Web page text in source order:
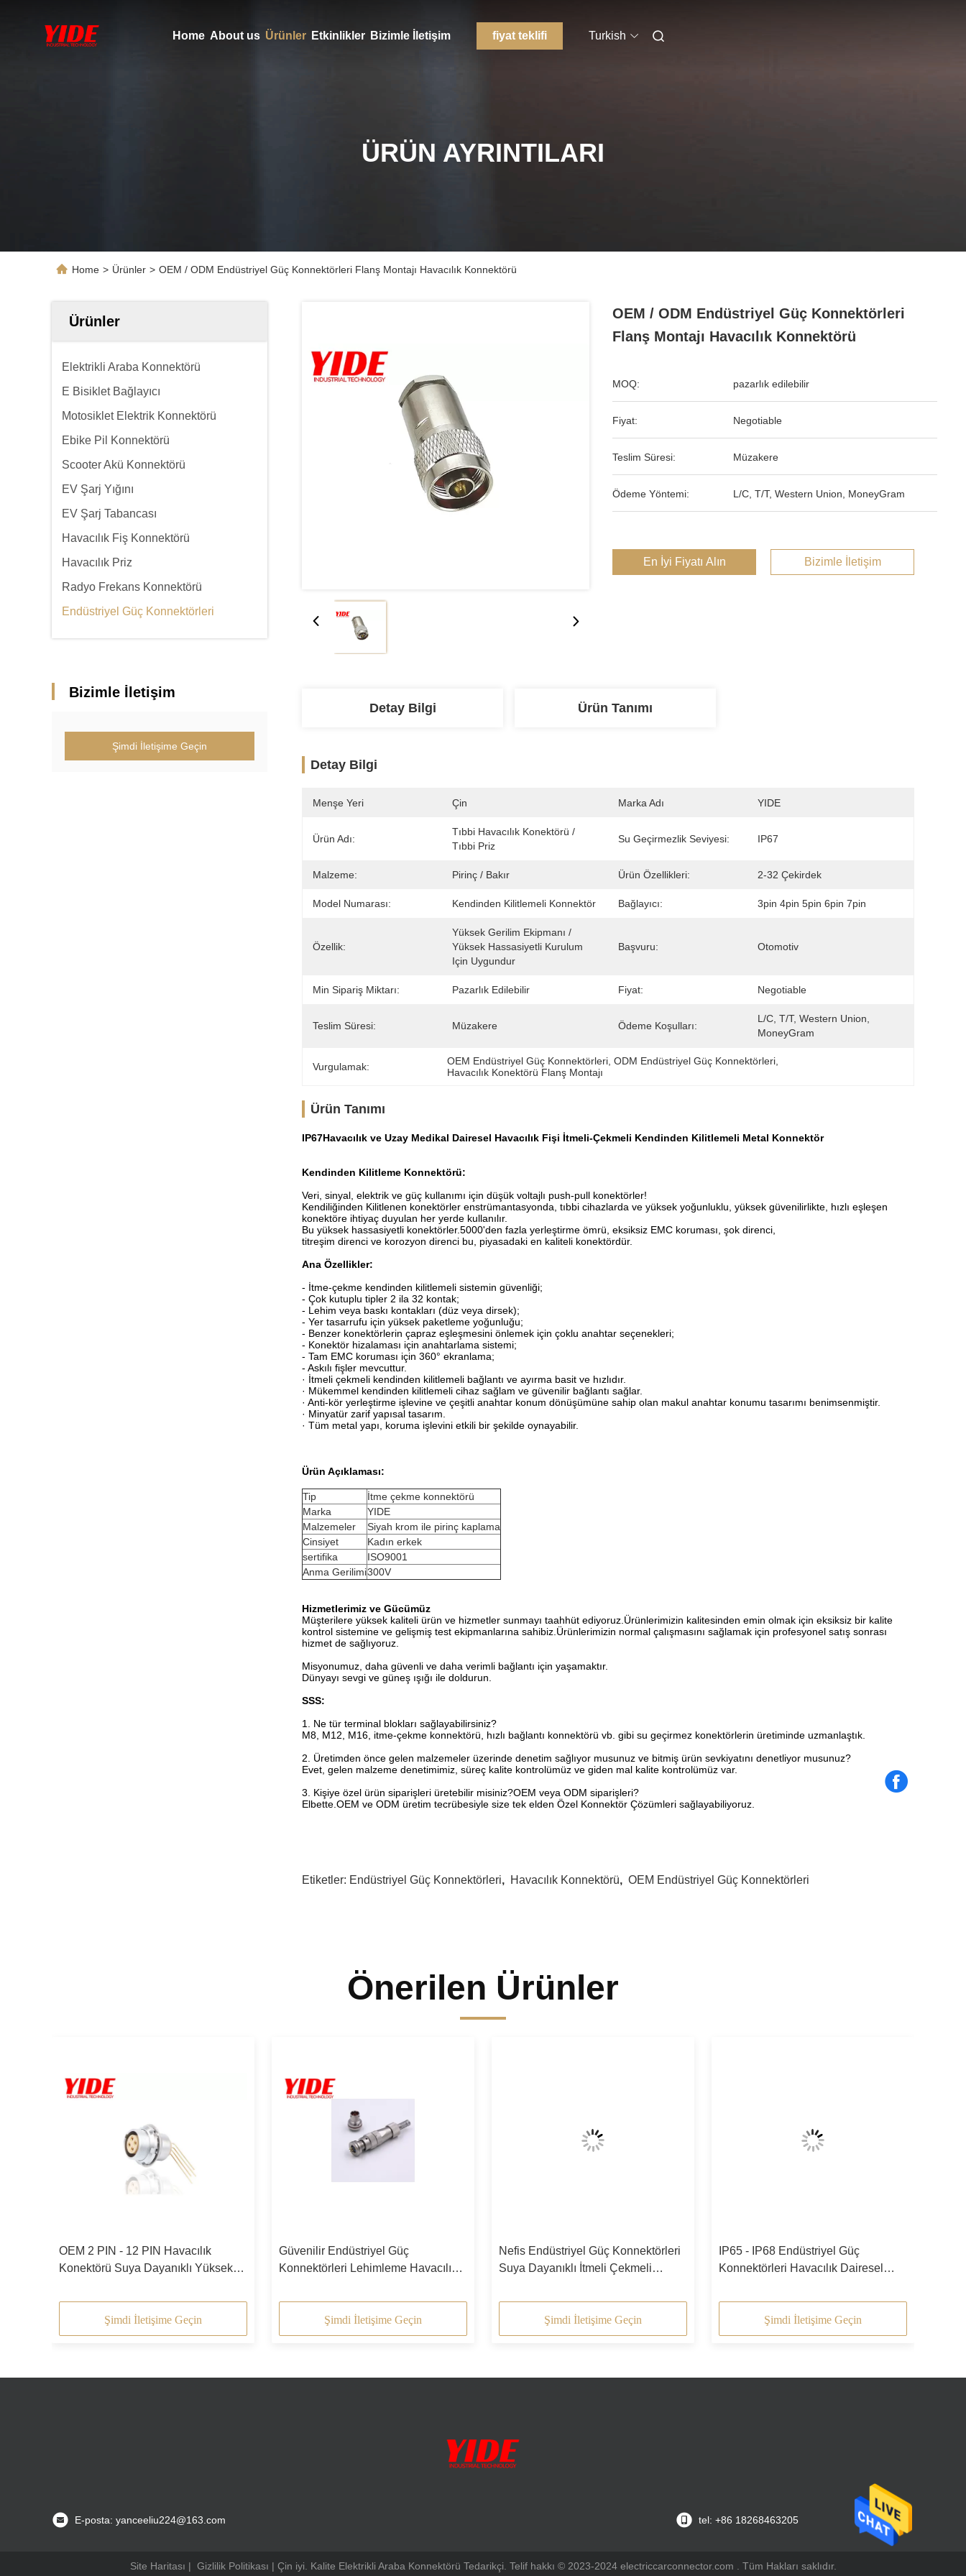
Home About us Ürünler Etkinlikler Bizimle İletişim fiyat teklifi Turkish
ÜRÜN AYRINTILARI
Home > Ürünler > OEM / ODM Endüstriyel Güç Konnektörleri Flanş Montajı Havacılık Konnektörü
Ürünler
Elektrikli Araba Konnektörü
E Bisiklet Bağlayıcı
Motosiklet Elektrik Konnektörü
Ebike Pil Konnektörü
Scooter Akü Konnektörü
EV Şarj Yığını
EV Şarj Tabancası
Havacılık Fiş Konnektörü
Havacılık Priz
Radyo Frekans Konnektörü
Endüstriyel Güç Konnektörleri
Bizimle İletişim
Şimdi İletişime Geçin
OEM / ODM Endüstriyel Güç Konnektörleri
Flanş Montajı Havacılık Konnektörü
MOQ: pazarlık edilebilir
Fiyat: Negotiable
Teslim Süresi: Müzakere
Ödeme Yöntemi: L/C, T/T, Western Union, MoneyGram
En İyi Fiyatı Alın Bizimle İletişim
Detay Bilgi Ürün Tanımı
Detay Bilgi
Menşe Yeri Çin Marka Adı YIDE
Ürün Adı:
Tıbbi Havacılık Konektörü /
Tıbbi Priz
Su Geçirmezlik Seviyesi: IP67
Malzeme: Pirinç / Bakır Ürün Özellikleri: 2-32 Çekirdek
Model Numarası: Kendinden Kilitlemeli Konnektör Bağlayıcı: 3pin 4pin 5pin 6pin 7pin
Özellik:
Yüksek Gerilim Ekipmanı /
Yüksek Hassasiyetli Kurulum
Için Uygundur
Başvuru: Otomotiv
Min Sipariş Miktarı: Pazarlık Edilebilir Fiyat: Negotiable
Teslim Süresi: Müzakere Ödeme Koşulları:
L/C, T/T, Western Union,
MoneyGram
Vurgulamak: OEM Endüstriyel Güç Konnektörleri , ODM Endüstriyel Güç Konnektörleri
Havacılık Konektörü Flanş Montajı
Ürün Tanımı
IP67Havacılık ve Uzay Medikal Dairesel Havacılık Fişi İtmeli-Çekmeli Kendinden Kilitlemeli Metal Konnektör
Kendinden Kilitleme Konnektörü:
Veri, sinyal, elektrik ve güç kullanımı için düşük voltajlı push-pull konektörler!
Kendiliğinden Kilitlenen konektörler enstrümantasyonda, tıbbi cihazlarda ve yüksek yoğunluklu, yüksek güvenilirlikte, hızlı eşleşen
konektöre ihtiyaç duyulan her yerde kullanılır.
Bu yüksek hassasiyetli konektörler.5000'den fazla yerleştirme ömrü, eksiksiz EMC koruması, şok direnci,
titreşim direnci ve korozyon direnci bu, piyasadaki en kaliteli konektördür.
Ana Özellikler:
- İtme-çekme kendinden kilitlemeli sistemin güvenliği;
- Çok kutuplu tipler 2 ila 32 kontak;
- Lehim veya baskı kontakları (düz veya dirsek);
- Yer tasarrufu için yüksek paketleme yoğunluğu;
- Benzer konektörlerin çapraz eşleşmesini önlemek için çoklu anahtar seçenekleri;
- Konektör hizalaması için anahtarlama sistemi;
- Tam EMC koruması için 360° ekranlama;
- Askılı fişler mevcuttur.
· İtmeli çekmeli kendinden kilitlemeli bağlantı ve ayırma basit ve hızlıdır.
· Mükemmel kendinden kilitlemeli cihaz sağlam ve güvenilir bağlantı sağlar.
· Anti-kör yerleştirme işlevine ve çeşitli anahtar konum dönüşümüne sahip olan makul anahtar konumu tasarımı benimsenmiştir.
· Minyatür zarif yapısal tasarım.
· Tüm metal yapı, koruma işlevini etkili bir şekilde oynayabilir.
Ürün Açıklaması:
Tip
İtme çekme konnektörü
Marka
YIDE
Malzemeler
Siyah krom ile pirinç kaplama
Cinsiyet
Kadın erkek
sertifika
ISO9001
Anma Gerilimi300V
Hizmetlerimiz ve Gücümüz
Müşterilere yüksek kaliteli ürün ve hizmetler sunmayı taahhüt ediyoruz.Ürünlerimizin kalitesinden emin olmak için eksiksiz bir kalite
kontrol sistemine ve gelişmiş test ekipmanlarına sahibiz.Ürünlerimizin normal çalışmasını sağlamak için profesyonel satış sonrası
hizmet de sağlıyoruz.
Misyonumuz, daha güvenli ve daha verimli bağlantı için yaşamaktır.
Dünyayı sevgi ve güneş ışığı ile doldurun.
SSS:
1. Ne tür terminal blokları sağlayabilirsiniz?
M8, M12, M16, itme-çekme konnektörü, hızlı bağlantı konnektörü vb. gibi su geçirmez konektörlerin üretiminde uzmanlaştık.
2. Üretimden önce gelen malzemeler üzerinde denetim sağlıyor musunuz ve bitmiş ürün sevkiyatını denetliyor musunuz?
Evet, gelen malzeme denetimimiz, süreç kalite kontrolümüz ve giden mal kalite kontrolümüz var.
3. Kişiye özel ürün siparişleri üretebilir misiniz?OEM veya ODM siparişleri?
Elbette.OEM ve ODM üretim tecrübesiyle size tek elden Özel Konnektör Çözümleri sağlayabiliyoruz.
Etiketler: Endüstriyel Güç Konnektörleri, Havacılık Konnektörü, OEM Endüstriyel Güç Konnektörleri
Önerilen Ürünler
OEM 2 PIN - 12 PIN Havacılık
Konektörü Suya Dayanıklı Yüksek
Şimdi İletişime Geçin
Güvenilir Endüstriyel Güç
Konnektörleri Lehimleme Havacılık
Şimdi İletişime Geçin
Nefis Endüstriyel Güç Konnektörleri
Suya Dayanıklı İtmeli Çekmeli
Şimdi İletişime Geçin
IP65 - IP68 Endüstriyel Güç
Konnektörleri Havacılık Dairesel
Şimdi İletişime Geçin
E-posta: yanceeliu224@163.com tel: +86 18268463205
Site Haritası | Gizlilik Politikası | Çin iyi. Kalite Elektrikli Araba Konnektörü Tedarikçi. Telif hakkı © 2023-2024 electriccarconnector.com . Tüm Hakları saklıdır.